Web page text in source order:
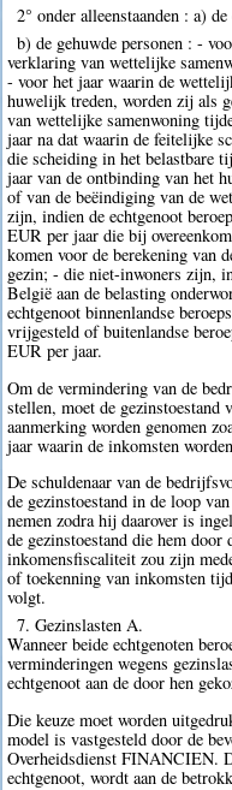
2° onder alleenstaanden : a)
b) de gehuwde personen : -
verklaring van wettelijke
- voor het jaar waarin de
huwelijk treden, worden zij als
van wettelijke samenwoning
jaar na dat waarin de feitelijke
die scheiding in het belastbare
jaar van de ontbinding van het
of van de beëindiging van de
zijn, indien de echtgenoot
EUR per jaar die bij
komen voor de berekening van
gezin; - die niet-inwoners zijn,
België aan de belasting
echtgenoot binnenlandse
vrijgesteld of buitenlandse
EUR per jaar.
Om de vermindering van de
stellen, moet de
aanmerking worden genomen
jaar waarin de inkomsten
De schuldenaar van de
de gezinstoestand in de loop
nemen zodra hij daarover is
de gezinstoestand die hem
inkomensfiscaliteit zou zijn
of toekenning van inkomsten
volgt.
7. Gezinslasten A.
Wanneer beide echtgenoten
verminderingen wegens
echtgenoot aan de door hen
Die keuze moet worden
model is vastgesteld door de
Overheidsdienst FINANCIEN.
echtgenoot, wordt aan de